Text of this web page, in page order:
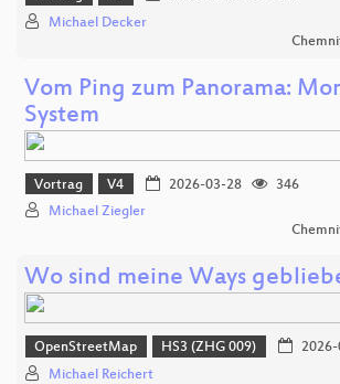
Michael Decker
Vom Ping zum Panorama:
System
Vortrag V4 2026-03-28
346
Michael Ziegler
Wo sind meine Ways
OpenStreetMap HS3 (ZHG 009)
Michael Reichert